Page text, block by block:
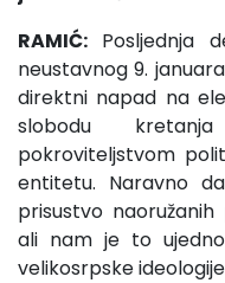
RAMIĆ: Posljednja
neustavnog 9.
direktni napad na
slobodu
pokroviteljstvom
entitetu. Naravno
prisustvo
ali nam je to
velikosrpske